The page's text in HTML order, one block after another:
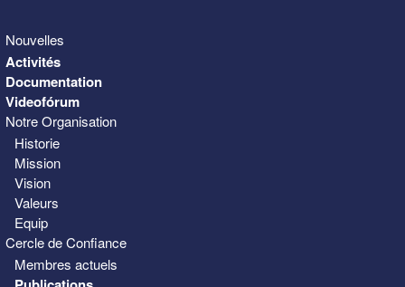
Nouvelles
Activités
Documentation
Videofórum
Notre Organisation
Historie
Mission
Vision
Valeurs
Equip
Cercle de Confiance
Membres actuels